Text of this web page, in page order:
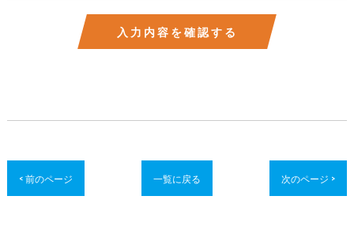
< 前のページ 一覧に戻る 次のページ >